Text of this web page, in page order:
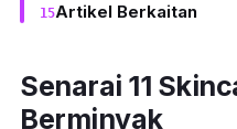
Artikel Berkaitan
Senarai 11
Berminyak